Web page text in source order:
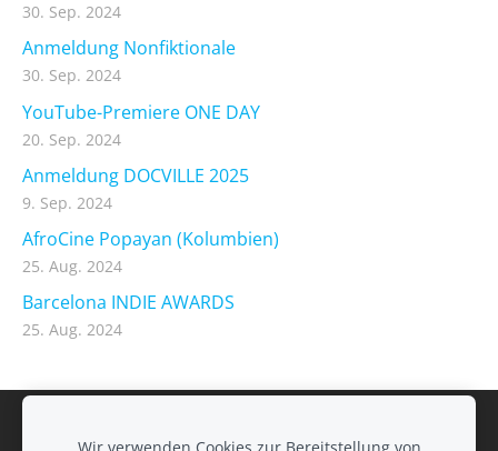
30. Sep. 2024
Anmeldung Nonfiktionale
30. Sep. 2024
YouTube-Premiere ONE DAY
20. Sep. 2024
Anmeldung DOCVILLE 2025
9. Sep. 2024
AfroCine Popayan (Kolumbien)
25. Aug. 2024
Barcelona INDIE AWARDS
25. Aug. 2024